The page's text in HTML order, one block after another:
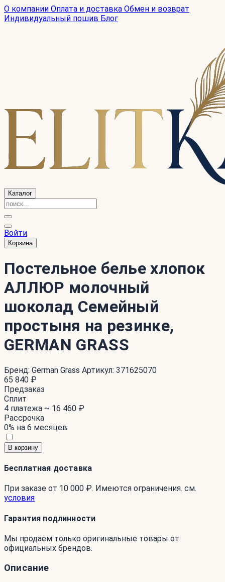
О компании Оплата и доставка Обмен и возврат
Индивидуальный пошив Блог
Каталог
Войти
Корзина
Постельное белье хлопок
АЛЛЮР молочный
шоколад Семейный
простыня на резинке,
GERMAN GRASS
Бренд: German Grass Артикул: 371625070
65 840 ₽
Предзаказ
Сплит
4 платежа ~ 16 460 ₽
Рассрочка
0% на 6 месяцев
В корзину
Бесплатная доставка
При заказе от 10 000 ₽. Имеются ограничения. см.
условия
Гарантия подлинности
Мы продаем только оригинальные товары от
официальных брендов.
Описание